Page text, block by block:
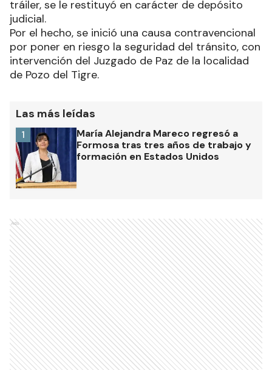
tráiler, se le restituyó en carácter de depósito
judicial.
Por el hecho, se inició una causa contravencional
por poner en riesgo la seguridad del tránsito, con
intervención del Juzgado de Paz de la localidad
de Pozo del Tigre.
Las más leídas
María Alejandra Mareco regresó a
Formosa tras tres años de trabajo y
formación en Estados Unidos
1
Ads